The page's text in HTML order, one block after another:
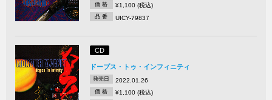
価 格 ¥1,100 (税込)
品 番 UICY-79837
CD
ドープス・トゥ・インフィニティ
発売日 2022.01.26
価 格 ¥1,100 (税込)